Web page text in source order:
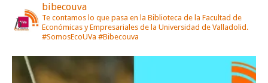
bibecouva
Te contamos lo que pasa en la Biblioteca de la Facultad de
Económicas y Empresariales de la Universidad de Valladolid.
#SomosEcoUVa #Bibecouva